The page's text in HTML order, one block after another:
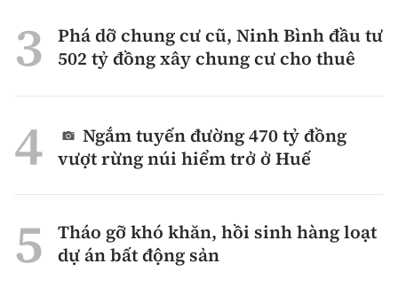
Phá dỡ chung cư cũ, Ninh Bình đầu tư
502 tỷ đồng xây chung cư cho thuê
Ngắm tuyến đường 470 tỷ đồng
vượt rừng núi hiểm trở ở Huế
Tháo gỡ khó khăn, hồi sinh hàng loạt
dự án bất động sản